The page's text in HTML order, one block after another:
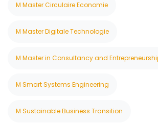
M Master Circulaire Economie
M Master Digitale Technologie
M Master in Consultancy and
M Smart Systems Engineering
M Sustainable Business Transition